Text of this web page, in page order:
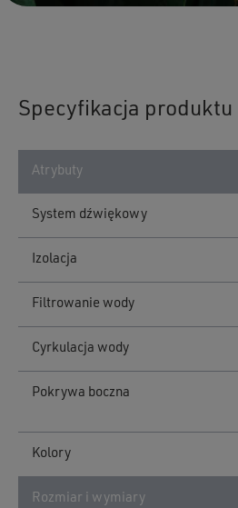
Specyfikacja produktu
Atrybuty
System dźwiękowy
Izolacja
Filtrowanie wody
Cyrkulacja wody
Pokrywa boczna
Kolory
Rozmiar i wymiary